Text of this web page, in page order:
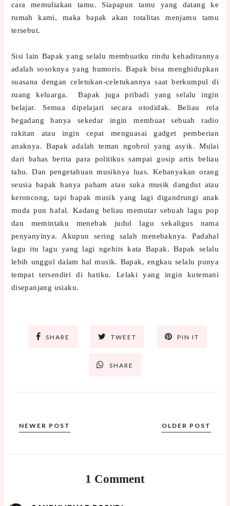
cara memuliakan tamu. Siapapun tamu yang datang ke
rumah kami, maka bapak akan totalitas menjamu tamu
tersebut.
Sisi lain Bapak yang selalu membuatku rindu kehadirannya
adalah sosoknya yang humoris. Bapak bisa menghidupkan
suasana dengan celetukan-celetukannya saat berkumpul di
ruang keluarga.
Bapak juga pribadi yang selalu ingin
belajar. Semua dipelajari secara otodidak. Beliau rela
begadang hanya sekedar ingin membuat sebuah radio
rakitan atau ingin cepat menguasai gadget pemberian
anaknya. Bapak adalah teman ngobrol yang asyik. Mulai
dari bahas berita para politikus sampai gosip artis beliau
tahu. Dan pengetahuan musiknya luas. Kebanyakan orang
seusia bapak hanya paham atau suka musik dangdut atau
keroncong, tapi bapak musik yang lagi digandrungi anak
muda pun hafal. Kadang beliau memutar sebuah lagu pop
dan memintaku menebak judul lagu sekaligus nama
penyanyinya. Akupun sering salah menebaknya. Padahal
lagu itu lagu yang lagi ngehits kata Bapak. Bapak selalu
lebih unggul dalam hal musik. Bapak, engkau selalu punya
tempat tersendiri di hatiku. Lelaki yang ingin kutemani
disepanjang usiaku.
SHARE TWEET PIN IT
SHARE
NEWER POST OLDER POST
1 Comment